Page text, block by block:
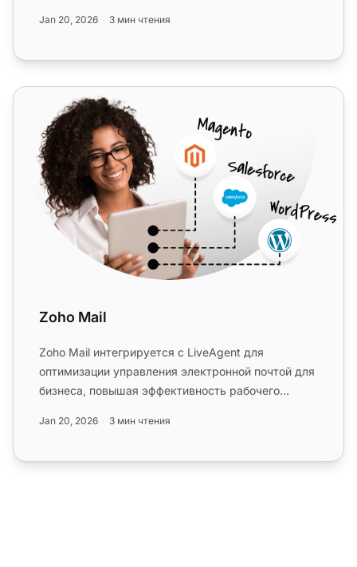
Jan 20, 2026 3 мин чтения
Zoho Mail
Zoho Mail
Zoho Mail интегрируется с LiveAgent для
оптимизации управления электронной почтой для
бизнеса, повышая эффективность рабочего
Jan 20, 2026 3 мин чтения